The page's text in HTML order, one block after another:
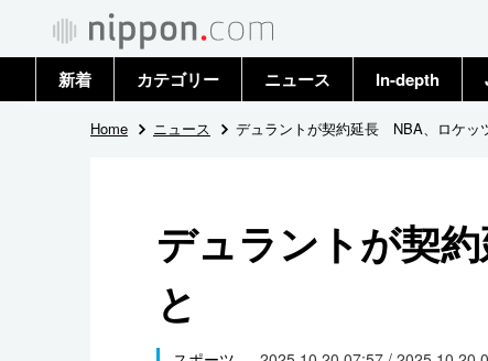
新着 カテゴリー
政治・外交
国際
社会
文化
ニュース
トップ
In-depth
Home ニュース デュラントが契約延長 NBA、ロケッ
デュラントが契
と